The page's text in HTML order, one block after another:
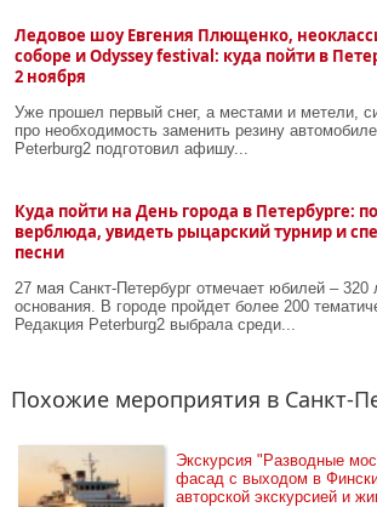
Ледовое шоу Евгения Плющенко,
соборе и Odyssey festival: куда пойти в
2 ноября
Уже прошел первый снег, а местами и метели,
про необходимость заменить резину
Peterburg2 подготовил афишу...
Куда пойти на День города в Петербурге:
верблюда, увидеть рыцарский турнир и
песни
27 мая Санкт-Петербург отмечает юбилей – 320
основания. В городе пройдет более 200
Редакция Peterburg2 выбрала среди...
Похожие мероприятия в Санкт-
Экскурсия "Разводные
фасад с выходом в
авторской экскурсией и